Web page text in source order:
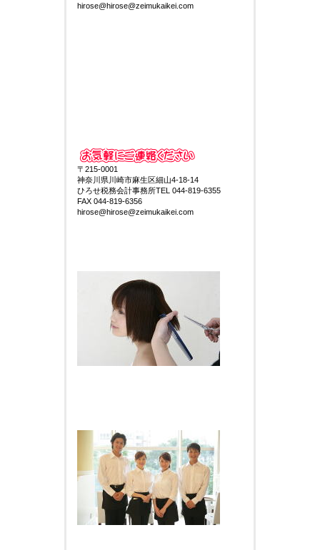
hirose@hirose@zeimukaikei.com
〒215-0001
神奈川県川崎市麻生区細山4-18-14
ひろせ税務会計事務所TEL 044-819-6355
FAX 044-819-6356
hirose@hirose@zeimukaikei.com